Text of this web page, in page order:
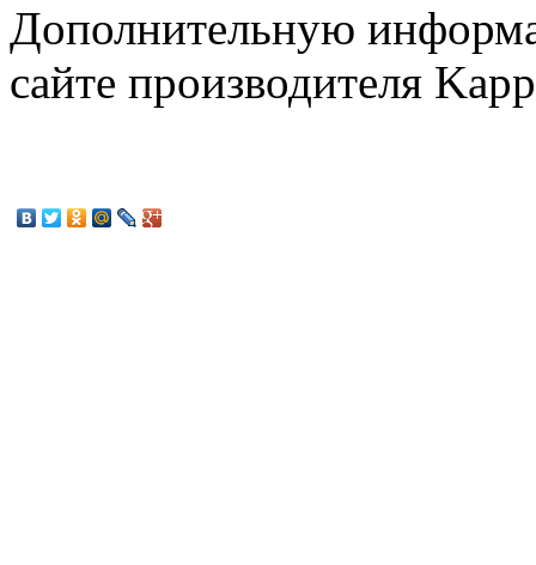
Дополнительную
сайте производителя